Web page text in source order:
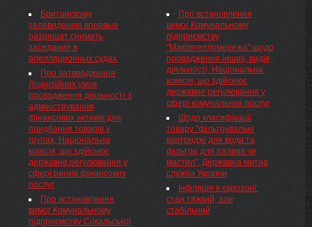
реєстрації фізичних осіб, які є
громадянами України;
іноземцями та особами без
громадянства, які постійно
проживають в Україні;
іноземцями та особами ...
Британскому
телевидению впервые
разрешат снимать
заседания в
апелляционных судах
Про затвердження
Ліцензійних умов
провадження діяльності з
адміністрування
фінансових активів для
придбання товарів у
групах, Національна
комісія, що здійснює
державне регулювання у
сфері ринків фінансових
послуг
Про встановлення
вимог Комунальному
підприємству Сокальської
України постановляє: 1.
Прийняти за основу проект
Закону України про внесення
змін до Податкового кодексу
України щодо зміни ставок
деяких податків і зборів
(реєстр. № 10687), поданий
народним депутатом України
Хомутинніком В. Ю.,
виключивши із тексту
законопроекту положення
пункту 2 розділу I щодо ставок
акцизного податку на паливо
пічне побутове і скраплений
газ (пропан або суміш пропану
з бутаном) та пункту 11
розділу I щодо ставок плати за
користування надрами для
видобування корисних копалин.
Про встановлення
вимог Комунальному
підприємству
"Макіївтепломережа" щодо
провадження інших, видів
діяльності, Національна
комісія, що здійснює
державне регулювання у
сфері комунальних послуг
Щодо класифікації
товару "фільтрувальні
картриджі для води та
фільтри для палива чи
мастил", Державна митна
служба України
Інфляція в єврозоні:
стан тяжкий, але
стабільний